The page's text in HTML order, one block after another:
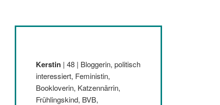
Kerstin | 48 | Bloggerin, politisch
interessiert, Feministin,
Bookloverin, Katzennärrin,
Frühlingskind, BVB,